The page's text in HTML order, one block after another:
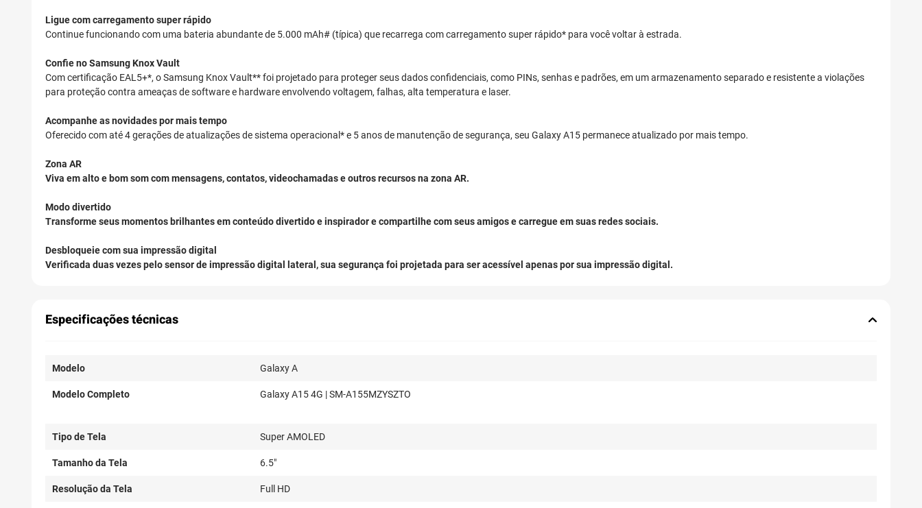
Ligue com carregamento super rápido
Continue funcionando com uma bateria abundante de 5.000 mAh# (típica) que recarrega com carregamento super rápido* para você voltar à estrada.
Confie no Samsung Knox Vault
Com certificação EAL5+*, o Samsung Knox Vault** foi projetado para proteger seus dados confidenciais, como PINs, senhas e padrões, em um armazenamento separado e resistente a violações
para proteção contra ameaças de software e hardware envolvendo voltagem, falhas, alta temperatura e laser.
Acompanhe as novidades por mais tempo
Oferecido com até 4 gerações de atualizações de sistema operacional* e 5 anos de manutenção de segurança, seu Galaxy A15 permanece atualizado por mais tempo.
Zona AR
Viva em alto e bom som com mensagens, contatos, videochamadas e outros recursos na zona AR.
Modo divertido
Transforme seus momentos brilhantes em conteúdo divertido e inspirador e compartilhe com seus amigos e carregue em suas redes sociais.
Desbloqueie com sua impressão digital
Verificada duas vezes pelo sensor de impressão digital lateral, sua segurança foi projetada para ser acessível apenas por sua impressão digital.
Especificações técnicas
Modelo Galaxy A
Modelo Completo Galaxy A15 4G | SM-A155MZYSZTO
Tipo de Tela Super AMOLED
Tamanho da Tela 6.5"
Resolução da Tela Full HD